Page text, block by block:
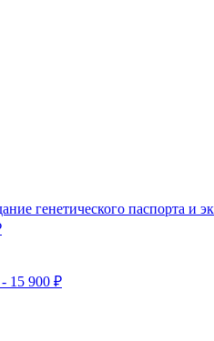
генетического паспорта и
15 900 ₽